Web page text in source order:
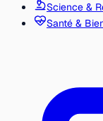
Science &
Santé &